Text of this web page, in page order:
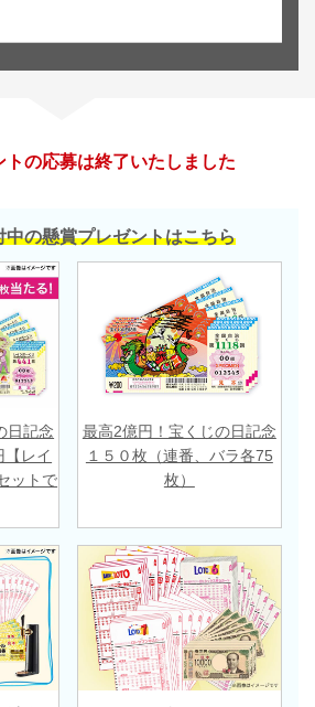
トの応募は終了いたしました
中の懸賞プレゼントはこちら
日記念
【レイ
ットで
最高2億円！宝くじの日記念
１５０枚（連番、バラ各75
枚）